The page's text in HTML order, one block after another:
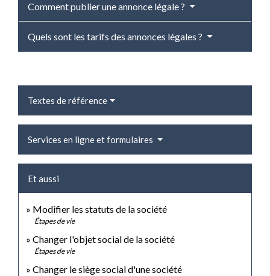
Comment publier une annonce légale ?
Quels sont les tarifs des annonces légales ?
Textes de référence
Services en ligne et formulaires
Et aussi
Modifier les statuts de la société
Étapes de vie
Changer l'objet social de la société
Étapes de vie
Changer le siège social d'une société